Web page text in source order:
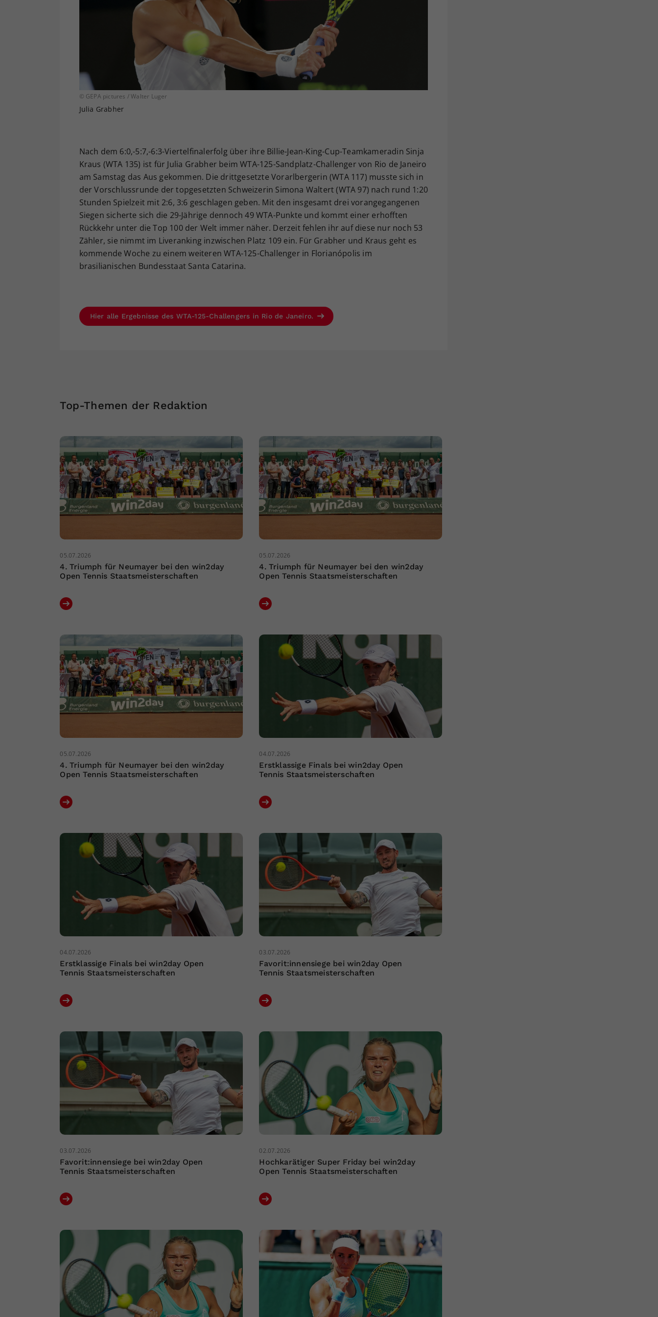
© GEPA pictures / Walter Luger
Julia Grabher
Nach dem 6:0,-5:7,-6:3-Viertelfinalerfolg über ihre Billie-Jean-King-Cup-Teamkameradin Sinja
Kraus (WTA 135) ist für Julia Grabher beim WTA-125-Sandplatz-Challenger von Rio de Janeiro
am Samstag das Aus gekommen. Die drittgesetzte Vorarlbergerin (WTA 117) musste sich in
der Vorschlussrunde der topgesetzten Schweizerin Simona Waltert (WTA 97) nach rund 1:20
Stunden Spielzeit mit 2:6, 3:6 geschlagen geben. Mit den insgesamt drei vorangegangenen
Siegen sicherte sich die 29-Jährige dennoch 49 WTA-Punkte und kommt einer erhofften
Rückkehr unter die Top 100 der Welt immer näher. Derzeit fehlen ihr auf diese nur noch 53
Zähler, sie nimmt im Liveranking inzwischen Platz 109 ein. Für Grabher und Kraus geht es
kommende Woche zu einem weiteren WTA-125-Challenger in Florianópolis im
brasilianischen Bundesstaat Santa Catarina.
Hier alle Ergebnisse des WTA-125-Challengers in Rio de Janeiro.
Top-Themen der Redaktion
05.07.2026
4. Triumph für Neumayer bei den win2day
Open Tennis Staatsmeisterschaften
05.07.2026
4. Triumph für Neumayer bei den win2day
Open Tennis Staatsmeisterschaften
05.07.2026
4. Triumph für Neumayer bei den win2day
Open Tennis Staatsmeisterschaften
04.07.2026
Erstklassige Finals bei win2day Open
Tennis Staatsmeisterschaften
04.07.2026
Erstklassige Finals bei win2day Open
Tennis Staatsmeisterschaften
03.07.2026
Favorit:innensiege bei win2day Open
Tennis Staatsmeisterschaften
03.07.2026
Favorit:innensiege bei win2day Open
Tennis Staatsmeisterschaften
02.07.2026
Hochkarätiger Super Friday bei win2day
Open Tennis Staatsmeisterschaften
Ihrer vorgenommen Einstellungen, falls der
Webseiten-Betreiber dies eingestellt hat.